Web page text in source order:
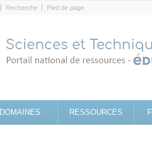
Recherche Pied de page
DOMAINES RESSOURCES